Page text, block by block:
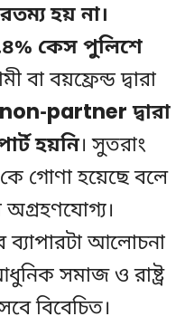
হয় না।
কেস পুলিশে
বা বয়ফ্রেন্ড দ্বারা
non-partner দ্বারা
হয়নি। সুতরাং
গোণা হয়েছে বলে
অগ্রহণযোগ্য।
আলোচনা
সমাজ ও রাষ্ট্র
বিবেচিত।